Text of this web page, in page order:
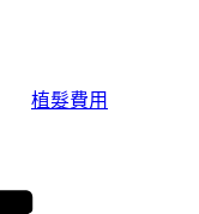
植髮費用